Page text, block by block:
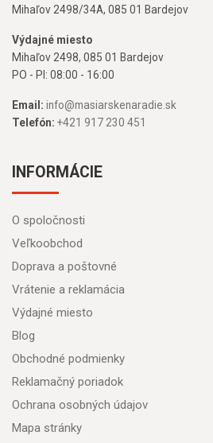
Mihaľov 2498/34A, 085 01 Bardejov
Výdajné miesto
Mihaľov 2498, 085 01 Bardejov
PO - PI: 08:00 - 16:00
Email: info@masiarskenaradie.sk
Telefón: +421 917 230 451
INFORMÁCIE
O spoločnosti
Veľkoobchod
Doprava a poštovné
Vrátenie a reklamácia
Výdajné miesto
Blog
Obchodné podmienky
Reklamačný poriadok
Ochrana osobných údajov
Mapa stránky